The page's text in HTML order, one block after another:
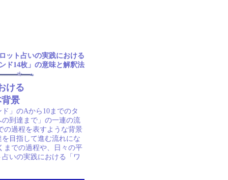
ット占いの実践における
ド14枚」の意味と解釈法
ける
景
」のAから10までのタ
到達まで」の一連の流
の過程を表すような背景
目指して進む流れにな
までの過程や、日々の平
いの実践における「ワ